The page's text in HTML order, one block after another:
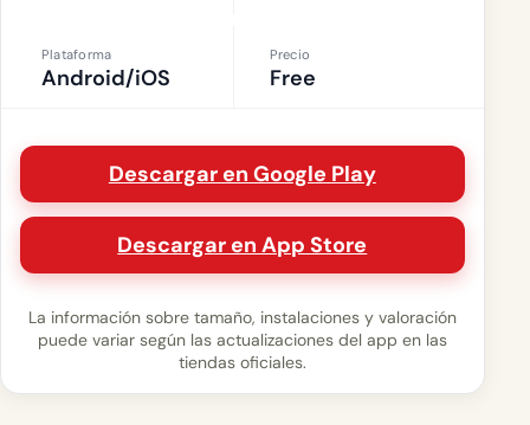
Plataforma
Android/iOS
Precio
Free
Descargar en Google Play
Descargar en App Store
La información sobre tamaño, instalaciones y valoración
puede variar según las actualizaciones del app en las
tiendas oficiales.